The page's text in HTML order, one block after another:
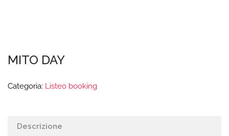
MITO DAY
Categoria: Listeo booking
Descrizione